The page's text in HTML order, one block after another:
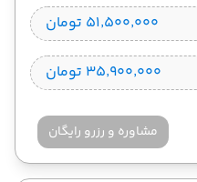
۵۱٬۵۰۰٬۰۰۰ تومان
۳۵٬۹۰۰٬۰۰۰ تومان
مشاوره و رزرو رایگان